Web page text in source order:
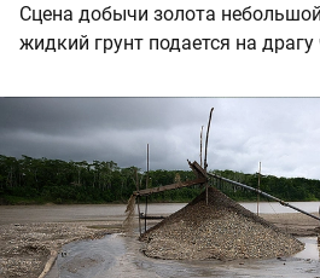
Сцена добычи золота
жидкий грунт подается на